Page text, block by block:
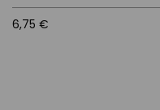
6,75 €